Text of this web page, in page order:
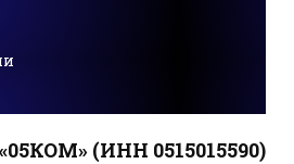
(ИНН 0515015590)